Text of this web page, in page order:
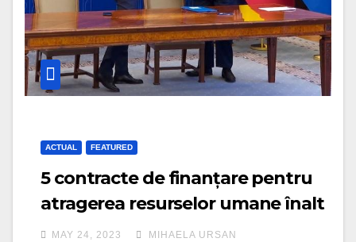
ACTUAL FEATURED
5 contracte de finanțare pentru
atragerea resurselor umane înalt
specializate din străinătate,
MAY 24, 2023 MIHAELA URSAN